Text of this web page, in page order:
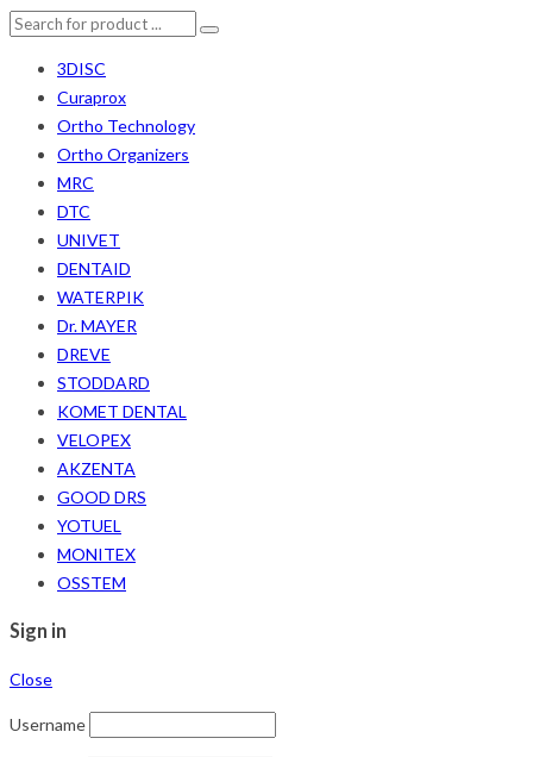
3DISC
Curaprox
Ortho Technology
Ortho Organizers
MRC
DTC
UNIVET
DENTAID
WATERPIK
Dr. MAYER
DREVE
STODDARD
KOMET DENTAL
VELOPEX
AKZENTA
GOOD DRS
YOTUEL
MONITEX
OSSTEM
Sign in
Close
Username